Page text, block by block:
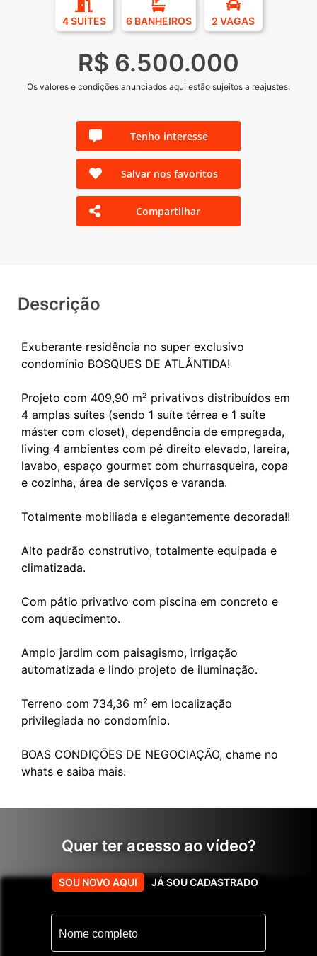
4 SUÍTES 6 BANHEIROS 2 VAGAS
R$ 6.500.000
Os valores e condições anunciados aqui estão sujeitos a reajustes.
Tenho interesse
Salvar nos favoritos
Compartilhar
Descrição
Exuberante residência no super exclusivo
condomínio BOSQUES DE ATLÂNTIDA!
Projeto com 409,90 m² privativos distribuídos em
4 amplas suítes (sendo 1 suíte térrea e 1 suíte
máster com closet), dependência de empregada,
living 4 ambientes com pé direito elevado, lareira,
lavabo, espaço gourmet com churrasqueira, copa
e cozinha, área de serviços e varanda.
Totalmente mobiliada e elegantemente decorada!!
Alto padrão construtivo, totalmente equipada e
climatizada.
Com pátio privativo com piscina em concreto e
com aquecimento.
Amplo jardim com paisagismo, irrigação
automatizada e lindo projeto de iluminação.
Terreno com 734,36 m² em localização
privilegiada no condomínio.
BOAS CONDIÇÕES DE NEGOCIAÇÃO, chame no
Quer ter acesso ao vídeo?
SOU NOVO AQUI JÁ SOU CADASTRADO
Conheça mais esse imóvel